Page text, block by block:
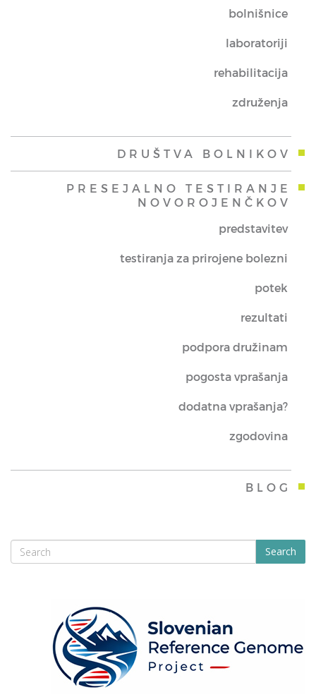
bolnišnice
laboratoriji
rehabilitacija
združenja
DRUŠTVA BOLNIKOV
PRESEJALNO TESTIRANJE
NOVOROJENČKOV
predstavitev
testiranja za prirojene bolezni
potek
rezultati
podpora družinam
pogosta vprašanja
dodatna vprašanja?
zgodovina
BLOG
Search